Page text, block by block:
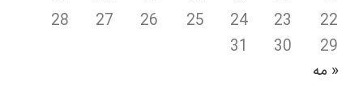
22
23
24
25
26
27
28
29
30
31
« مه